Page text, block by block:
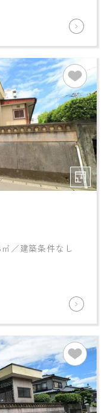
／建築条件なし